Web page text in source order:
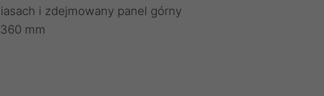
i zdejmowany panel górny
mm